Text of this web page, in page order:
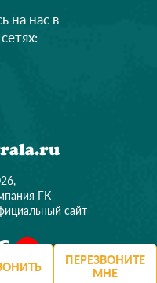
ПЕРЕЗВОНИТЕ
МНЕ
ГК
сайт
на нас в